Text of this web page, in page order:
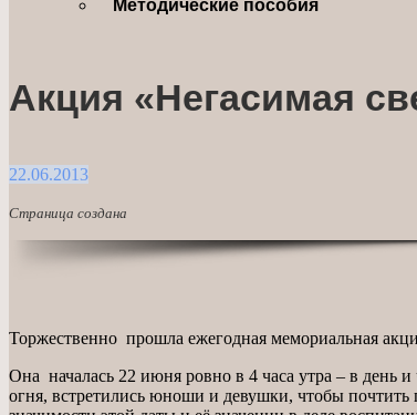
Методические пособия
Акция «Негасимая
22.06.2013
Страница создана
Торжественно прошла ежегодная мемориальная
Она началась 22 июня ровно в 4 часа утра – в день
огня, встретились юноши и девушки, чтобы почтить